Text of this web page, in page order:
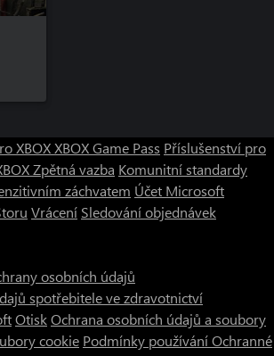
XBOXXBOX Game Pass Příslušenství pro
Zpětná vazba Komunitní standardy
záchvatem Účet Microsoft
Vrácení Sledování objednávek
osobních údajů
spotřebitele ve zdravotnictví
OtiskOchrana osobních údajů a soubory
cookie Podmínky používáníOchranné